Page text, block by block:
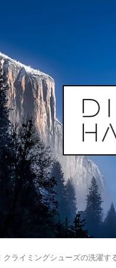
クライミングシューズの洗濯す